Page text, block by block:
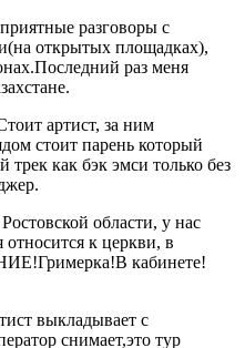
разговоры с
открытых площадках),
раз меня
артист, за ним
стоит парень который
как бэк эмси только без
области, у нас
к церкви, в
кабинете!
выкладывает с
снимает,это тур